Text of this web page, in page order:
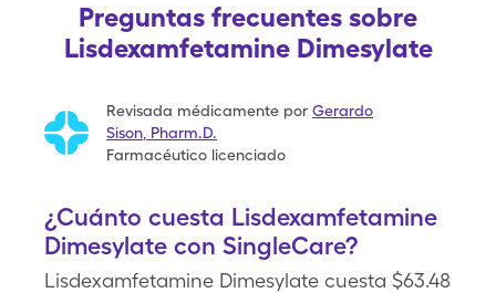
Preguntas frecuentes sobre
Lisdexamfetamine Dimesylate
Revisada médicamente por Gerardo
Sison Pharm.D.
Farmacéutico licenciado
¿Cuánto cuesta Lisdexamfetamine
Dimesylate con SingleCare?
Lisdexamfetamine Dimesylate cuesta $63.48